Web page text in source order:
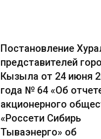
Постановление
представителей
Кызыла от 24 июня
года № 64 «Об
акционерного
«Россети Сибирь
Тываэнерго» об